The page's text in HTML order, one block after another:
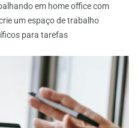
em home office com
um espaço de trabalho
para tarefas